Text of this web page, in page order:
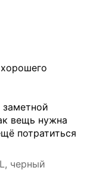
вещь нужна
потратиться
черный